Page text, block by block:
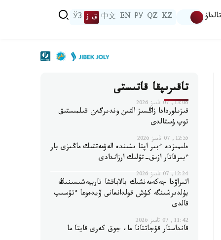
تالداۋ KZ
QZ
РУ
EN
中文 ق ز ЎЗ
تاقىرىپقا قاتىستى
13:06, 07 تامىز 2026
قىزىلوردادا زاڭسىز التىن وندىرگەن قىلمىستىق
توپ ۇستالدى
12:55, 07 تامىز 2026
ەلىمىزدە ءبىر اپتا ىشىندە الەۋمەتتىك ماڭىزى بار
ءبىرقاتار ازىق-تۇلىك ارزاندادى
12:24, 07 تامىز 2026
اتىراۋدا جەكەمەنشىك بالاباقشا تاربيەشىسىنىڭ
بۇلدىرشىنگە كۇش قولدانعانى ۆيدەوعا ءتۇسىپ
قالدى
11:42, 07 تامىز 2026
قانداستار قۇجاتتانا ما، جوق كەرى قايتا ما